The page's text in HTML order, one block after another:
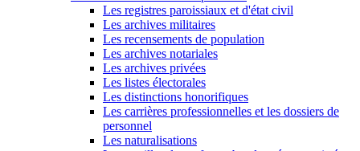
Les registres paroissiaux et d'état civil
Les archives militaires
Les recensements de population
Les archives notariales
Les archives privées
Les listes électorales
Les distinctions honorifiques
Les carrières professionnelles et les dossiers de
personnel
Les naturalisations